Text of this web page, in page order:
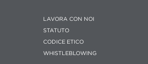
LAVORA CON NOI
STATUTO
CODICE ETICO
WHISTLEBLOWING